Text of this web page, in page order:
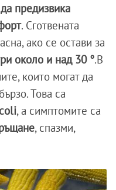
предизвика
. Сготвената
ако се остави за
около и над 30 °.В
които могат да
Това са
, а симптомите са
, спазми,